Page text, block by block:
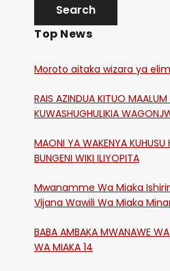
Top News
Moroto aitaka wizara ya
RAIS AZINDUA KITUO
KUWASHUGHULIKIA
MAONI YA WAKENYA KUHUSU HOTUBA YAKE RAIS
BUNGENI WIKI ILIYOPITA
Mwanamme Wa Miaka
Vijana Wawili Wa Miaka
BABA AMBAKA MWANAWE WA
WA MIAKA 14